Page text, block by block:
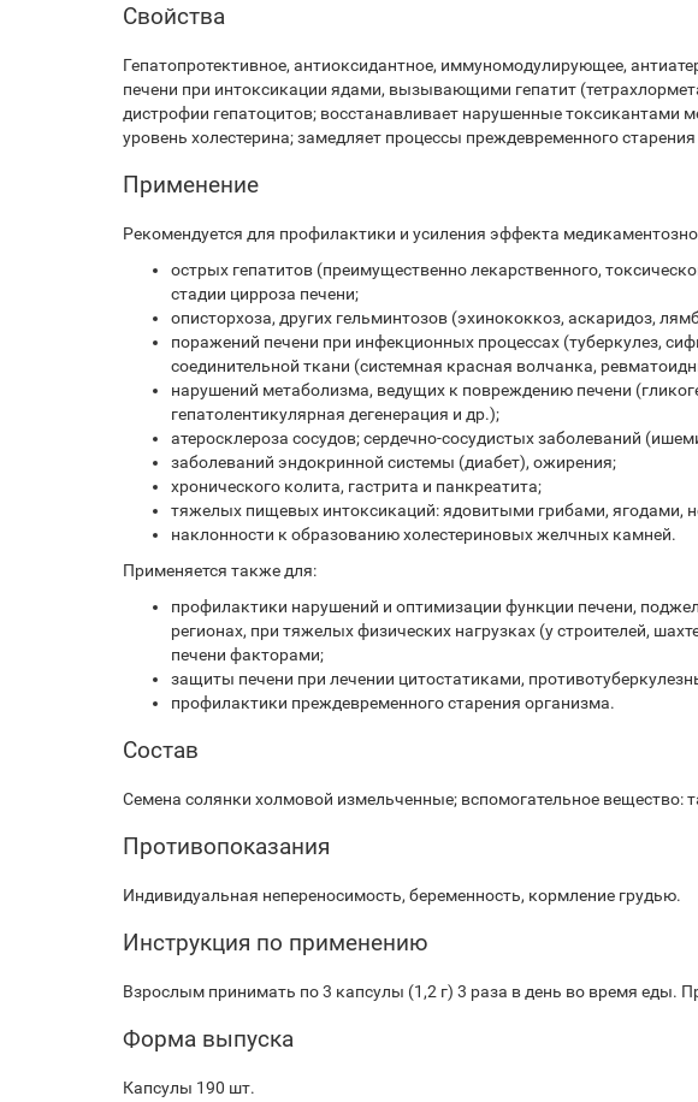
Свойства
Гепатопротективное, антиоксидантное, иммуномодулирующее,
печени при интоксикации ядами, вызывающими гепатит
дистрофии гепатоцитов; восстанавливает нарушенные токсикантами
уровень холестерина; замедляет процессы преждевременного
Применение
Рекомендуeтся для профилактики и усиления эффекта
острых гепатитов (преимущественно лекарственного,
стадии цирроза печени;
описторхоза, других гельминтозов (эхинококкоз, аскаридоз,
поражений печени при инфекционных процессах (туберкулез,
соединительной ткани (системная красная волчанка,
нарушений метаболизма, ведущих к повреждению печени
гепатолентикулярная дегенерация и др.);
атеросклероза сосудов; сердечно-сосудистых заболеваний
заболеваний эндокринной системы (диабет), ожирения;
хронического колита, гастрита и панкреатита;
тяжелых пищевых интоксикаций: ядовитыми грибами, ягодами,
наклонности к образованию холестериновых желчных камней.
Применяется также для:
профилактики нарушений и оптимизации функции печени,
регионах, при тяжелых физических нагрузках (у строителей,
печени факторами;
защиты печени при лечении цитостатиками,
профилактики преждевременного старения организма.
Состав
Семена солянки холмовой измельченные; вспомогательное вещество:
Противопоказания
Индивидуальная непереносимость, беременность, кормление грудью.
Инструкция по применению
Взрослым принимать по 3 капсулы (1,2 г) 3 раза в день во время еды.
Форма выпуска
Капсулы 190 шт.